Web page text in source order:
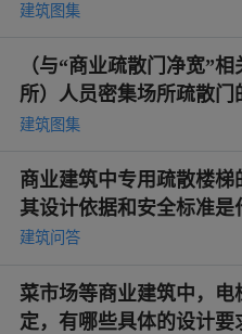
建筑图集
（与“商业疏散门净宽”
所）人员密集场所疏散门
建筑图集
商业建筑中专用疏散楼梯
其设计依据和安全标准是
建筑问答
菜市场等商业建筑中，
定，有哪些具体的设计要